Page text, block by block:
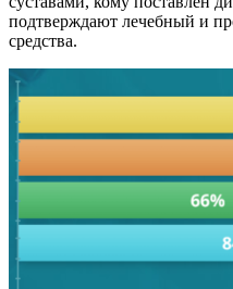
подтверждают лечебный и
средства.